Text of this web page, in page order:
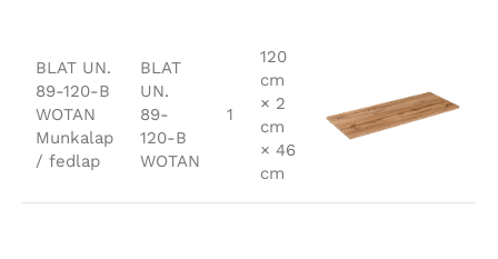
BLAT UN.
89-120-B
WOTAN
Munkalap
/ fedlap
BLAT
UN.
89-
120-B
WOTAN
1
120
cm
× 2
cm
× 46
cm